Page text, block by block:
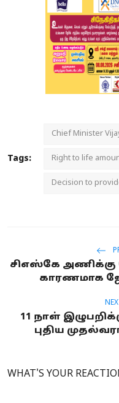
Tags:
Chief Minister
Right to life
Decision to
சிஎஸ்கே அணிக்கு
காரணமாக
11 நாள்
புதிய
WHAT'S YOUR